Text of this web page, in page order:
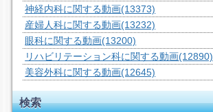
神経内科に関する動画(13373)
産婦人科に関する動画(13232)
眼科に関する動画(13200)
リハビリテーション科に関する動画(12890)
美容外科に関する動画(12645)
検索